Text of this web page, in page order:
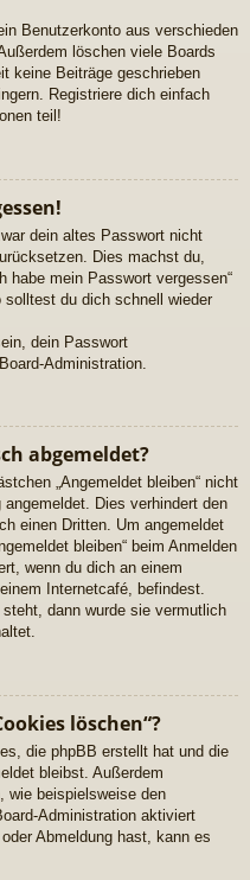
Benutzerkonto aus verschieden
löschen viele Boards
keine Beiträge geschrieben
Registriere dich einfach
teil!
dein altes Passwort nicht
Dies machst du,
habe mein Passwort vergessen“
du dich schnell wieder
dein Passwort
Administration.
abgemeldet?
„Angemeldet bleiben“ nicht
Dies verhindert den
einen Dritten. Um angemeldet
bleiben“ beim Anmelden
wenn du dich an einem
Internetcafé, befindest.
dann wurde sie vermutlich
löschen“?
die phpBB erstellt hat und die
bleibst. Außerdem
wie beispielsweise den
Administration aktiviert
Abmeldung hast, kann es